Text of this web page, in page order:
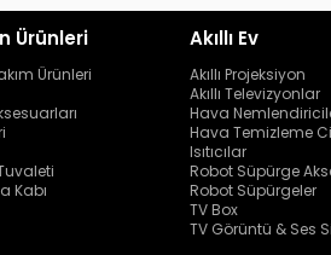
Ürünleri
Ürünleri
Kabı
Akıllı Ev
Akıllı Projeksiyon
Akıllı Televizyonlar
Hava
Hava Temizleme
Isıtıcılar
Robot Süpürge
Robot Süpürgeler
TV Box
TV Görüntü & Ses